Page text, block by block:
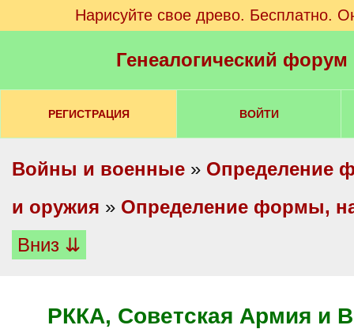
Нарисуйте свое древо. Бесплатно.
Генеалогический
РЕГИСТРАЦИЯ ВОЙТИ
Войны и военные » Определение
и оружия » Определение формы,
Вниз ⇊
РККА, Советская Армия и